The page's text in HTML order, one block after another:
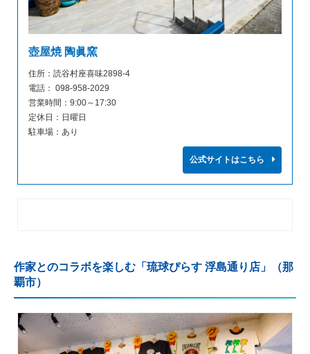
壺屋焼 陶眞窯
住所：読谷村座喜味2898-4
電話： 098-958-2029
営業時間：9:00～17:30
定休日：日曜日
駐車場：あり
公式サイトはこちら
作家とのコラボを楽しむ「琉球ぴらす 浮島通り店」（那
覇市）